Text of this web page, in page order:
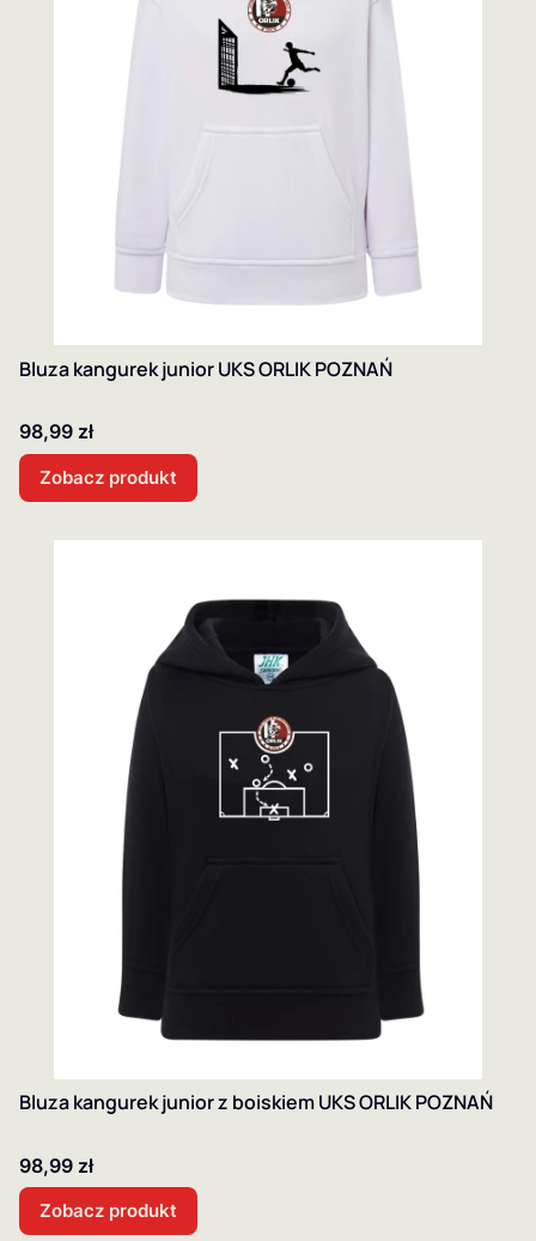
Bluza kangurek junior UKS ORLIK POZNAŃ
Cena
98,99 zł
Zobacz produkt
Bluza kangurek junior z boiskiem UKS ORLIK POZNAŃ
Cena
98,99 zł
Zobacz produkt